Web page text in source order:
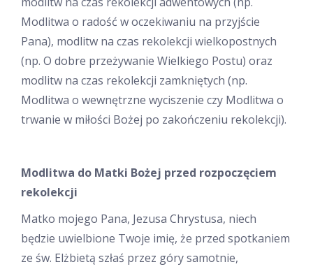
Modlitwa o radość w oczekiwaniu na przyjście
Pana), modlitw na czas rekolekcji wielkopostnych
(np. O dobre przeżywanie Wielkiego Postu) oraz
modlitw na czas rekolekcji zamkniętych (np.
Modlitwa o wewnętrzne wyciszenie czy Modlitwa o
trwanie w miłości Bożej po zakończeniu rekolekcji).
Modlitwa do Matki Bożej przed rozpoczęciem
rekolekcji
Matko mojego Pana, Jezusa Chrystusa, niech
będzie uwielbione Twoje imię, że przed spotkaniem
ze św. Elżbietą szłaś przez góry samotnie,